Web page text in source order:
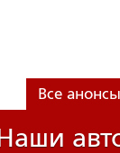
Все анонсы